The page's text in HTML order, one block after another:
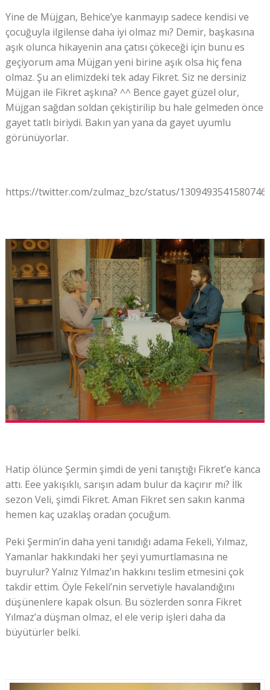
Yine de Müjgan, Behice’ye kanmayıp sadece kendisi ve
çocuğuyla ilgilense daha iyi olmaz mı? Demir, başkasına
aşık olunca hikayenin ana çatısı çökeceği için bunu es
geçiyorum ama Müjgan yeni birine aşık olsa hiç fena
olmaz. Şu an elimizdeki tek aday Fikret. Siz ne dersiniz
Müjgan ile Fikret aşkına? ^^ Bence gayet güzel olur,
Müjgan sağdan soldan çekiştirilip bu hale gelmeden önce
gayet tatlı biriydi. Bakın yan yana da gayet uyumlu
görünüyorlar.
https://twitter.com/zulmaz_bzc/status/
Hatip ölünce Şermin şimdi de yeni tanıştığı Fikret’e kanca
attı. Eee yakışıklı, sarışın adam bulur da kaçırır mı? İlk
sezon Veli, şimdi Fikret. Aman Fikret sen sakın kanma
hemen kaç uzaklaş oradan çocuğum.
Peki Şermin’in daha yeni tanıdığı adama Fekeli, Yılmaz,
Yamanlar hakkındaki her şeyi yumurtlamasına ne
buyrulur? Yalnız Yılmaz’ın hakkını teslim etmesini çok
takdir ettim. Öyle Fekeli’nin servetiyle havalandığını
düşünenlere kapak olsun. Bu sözlerden sonra Fikret
Yılmaz’a düşman olmaz, el ele verip işleri daha da
büyütürler belki.